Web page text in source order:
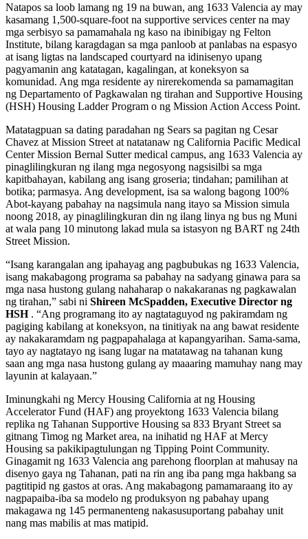
Natapos sa loob lamang ng 19 na buwan, ang 1633 Valencia ay may
kasamang 1,500-square-foot na supportive services center na may
mga serbisyo sa pamamahala ng kaso na ibinibigay ng Felton
Institute, bilang karagdagan sa mga panloob at panlabas na espasyo
at isang ligtas na landscaped courtyard na idinisenyo upang
pagyamanin ang katatagan, kagalingan, at koneksyon sa
komunidad. Ang mga residente ay nirerekomenda sa pamamagitan
ng Departamento of Pagkawalan ng tirahan and Supportive Housing
(HSH) Housing Ladder Program o ng Mission Action Access Point.
Matatagpuan sa dating paradahan ng Sears sa pagitan ng Cesar
Chavez at Mission Street at natatanaw ng California Pacific Medical
Center Mission Bernal Sutter medical campus, ang 1633 Valencia ay
pinaglilingkuran ng ilang mga negosyong nagsisilbi sa mga
kapitbahayan, kabilang ang isang groseria; tindahan; pamilihan at
botika; parmasya. Ang development, isa sa walong bagong 100%
Abot-kayang pabahay na nagsimula nang itayo sa Mission simula
noong 2018, ay pinaglilingkuran din ng ilang linya ng bus ng Muni
at wala pang 10 minutong lakad mula sa istasyon ng BART ng 24th
Street Mission.
“Isang karangalan ang ipahayag ang pagbubukas ng 1633 Valencia,
isang makabagong programa sa pabahay na sadyang ginawa para sa
mga nasa hustong gulang nahaharap o nakakaranas ng pagkawalan
ng tirahan,” sabi ni Shireen McSpadden, Executive Director ng
HSH. “Ang programang ito ay nagtataguyod ng pakiramdam ng
pagiging kabilang at koneksyon, na tinitiyak na ang bawat residente
ay nakakaramdam ng pagpapahalaga at kapangyarihan. Sama-sama,
tayo ay nagtatayo ng isang lugar na matatawag na tahanan kung
saan ang mga nasa hustong gulang ay maaaring mamuhay nang may
layunin at kalayaan.”
Iminungkahi ng Mercy Housing California at ng Housing
Accelerator Fund (HAF) ang proyektong 1633 Valencia bilang
replika ng Tahanan Supportive Housing sa 833 Bryant Street sa
gitnang Timog ng Market area, na inihatid ng HAF at Mercy
Housing sa pakikipagtulungan ng Tipping Point Community.
Ginagamit ng 1633 Valencia ang parehong floorplan at mahusay na
disenyo gaya ng Tahanan, pati na rin ang iba pang mga hakbang sa
pagtitipid ng gastos at oras. Ang makabagong pamamaraang ito ay
nagpapaiba-iba sa modelo ng produksyon ng pabahay upang
makagawa ng 145 permanenteng nakasusuportang pabahay unit
nang mas mabilis at mas matipid.